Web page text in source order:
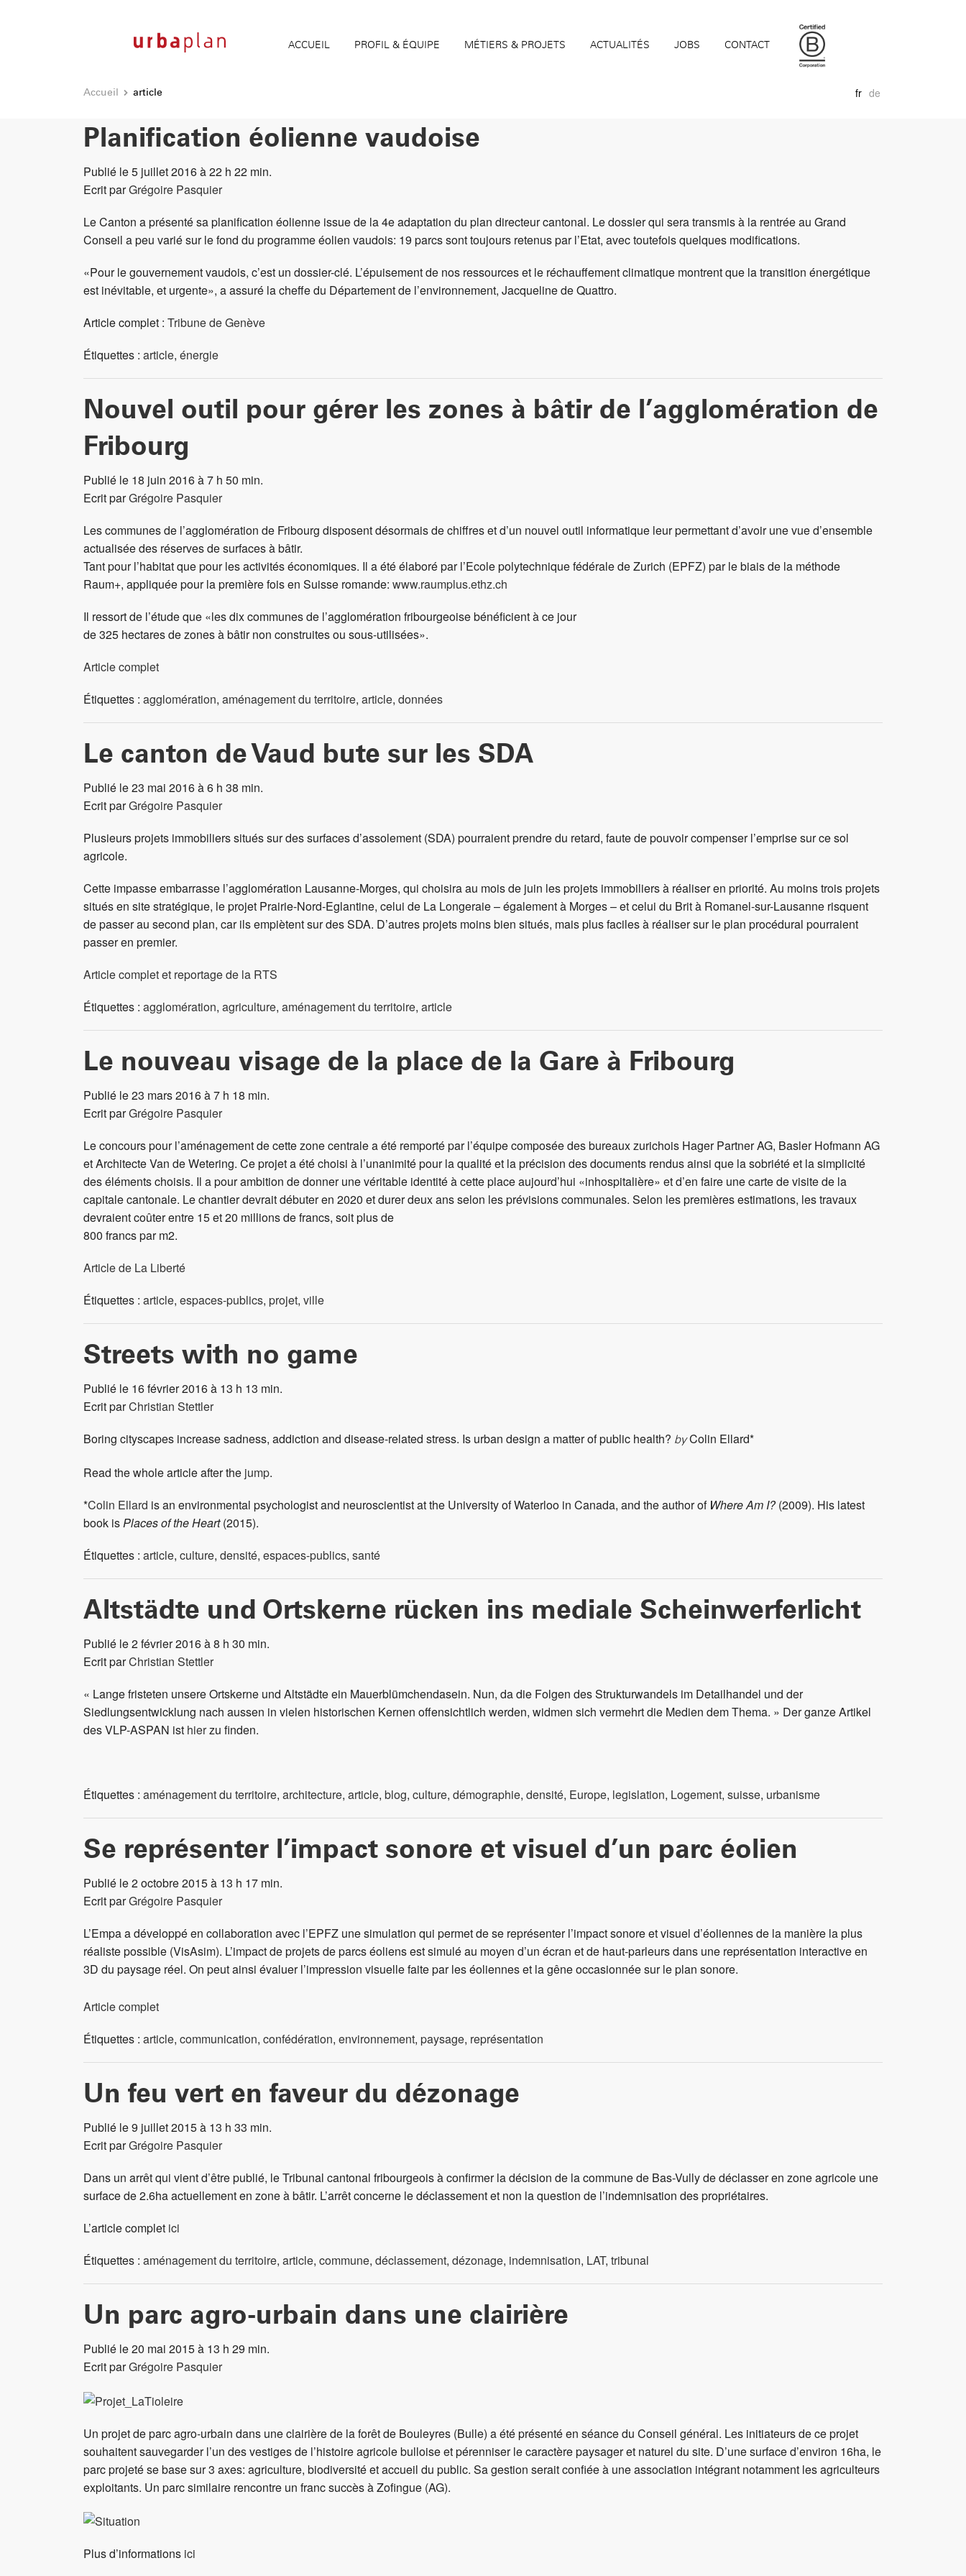
ACCUEIL PROFIL & ÉQUIPE MÉTIERS & PROJETS ACTUALITÉS JOBS CONTACT
Accueil article fr de
Planification éolienne vaudoise
Publié le 5 juillet 2016 à 22 h 22 min.
Ecrit parGrégoire Pasquier
Le Canton a présenté sa planification éolienne issue de la 4e adaptation du plan directeur cantonal. Le dossier qui sera transmis à la rentrée au Grand
Conseil a peu varié sur le fond du programme éolien vaudois: 19 parcs sont toujours retenus par l’Etat, avec toutefois quelques modifications.
«Pour le gouvernement vaudois, c’est un dossier-clé. L’épuisement de nos ressources et le réchauffement climatique montrent que la transition énergétique
est inévitable, et urgente», a assuré la cheffe du Département de l’environnement, Jacqueline de Quattro.
Article complet : Tribune de Genève
Étiquettes : article, énergie
Nouvel outil pour gérer les zones à bâtir de l’agglomération de
Fribourg
Publié le 18 juin 2016 à 7 h 50 min.
Ecrit parGrégoire Pasquier
Les communes de l’agglomération de Fribourg disposent désormais de chiffres et d’un nouvel outil informatique leur permettant d’avoir une vue d’ensemble
actualisée des réserves de surfaces à bâtir.
Tant pour l’habitat que pour les activités économiques. Il a été élaboré par l’Ecole polytechnique fédérale de Zurich (EPFZ) par le biais de la méthode
Raum+, appliquée pour la première fois en Suisse romande: www.raumplus.ethz.ch
Il ressort de l’étude que «les dix communes de l’agglomération fribourgeoise bénéficient à ce jour
de 325 hectares de zones à bâtir non construites ou sous-utilisées».
Article complet
Étiquettes : agglomération, aménagement du territoire, article, données
Le canton de Vaud bute sur les SDA
Publié le 23 mai 2016 à 6 h 38 min.
Ecrit parGrégoire Pasquier
Plusieurs projets immobiliers situés sur des surfaces d’assolement (SDA) pourraient prendre du retard, faute de pouvoir compenser l’emprise sur ce sol
agricole.
Cette impasse embarrasse l’agglomération Lausanne-Morges, qui choisira au mois de juin les projets immobiliers à réaliser en priorité. Au moins trois projets
situés en site stratégique, le projet Prairie-Nord-Eglantine, celui de La Longeraie – également à Morges – et celui du Brit à Romanel-sur-Lausanne risquent
de passer au second plan, car ils empiètent sur des SDA. D’autres projets moins bien situés, mais plus faciles à réaliser sur le plan procédural pourraient
passer en premier.
Article complet et reportage de la RTS
Étiquettes : agglomération, agriculture, aménagement du territoire, article
Le nouveau visage de la place de la Gare à Fribourg
Publié le 23 mars 2016 à 7 h 18 min.
Ecrit parGrégoire Pasquier
Le concours pour l’aménagement de cette zone centrale a été remporté par l’équipe composée des bureaux zurichois Hager Partner AG, Basler Hofmann AG
et Architecte Van de Wetering. Ce projet a été choisi à l’unanimité pour la qualité et la précision des documents rendus ainsi que la sobriété et la simplicité
des éléments choisis. Il a pour ambition de donner une véritable identité à cette place aujourd’hui «inhospitalière» et d’en faire une carte de visite de la
capitale cantonale. Le chantier devrait débuter en 2020 et durer deux ans selon les prévisions communales. Selon les premières estimations, les travaux
devraient coûter entre 15 et 20 millions de francs, soit plus de
800 francs par m2.
Article de La Liberté
Étiquettes : article, espaces-publics, projet, ville
Streets with no game
Publié le 16 février 2016 à 13 h 13 min.
Ecrit parChristian Stettler
Boring cityscapes increase sadness, addiction and disease-related stress. Is urban design a matter of public health? byColin Ellard*
Read the whole article after the jump.
*Colin Ellard is an environmental psychologist and neuroscientist at the University of Waterloo in Canada, and the author of Where Am I?(2009). His latest
book isPlaces of the Heart(2015).
Étiquettes : article, culture, densité, espaces-publics, santé
Altstädte und Ortskerne rücken ins mediale Scheinwerferlicht
Publié le 2 février 2016 à 8 h 30 min.
Ecrit parChristian Stettler
« Lange fristeten unsere Ortskerne und Altstädte ein Mauerblümchendasein. Nun, da die Folgen des Strukturwandels im Detailhandel und der
Siedlungsentwicklung nach aussen in vielen historischen Kernen offensichtlich werden, widmen sich vermehrt die Medien dem Thema. » Der ganze Artikel
des VLP-ASPAN ist hierzu finden.
Étiquettes : aménagement du territoire, architecture, article, blog, culture, démographie, densité, Europe, legislation, Logement, suisse, urbanisme
Se représenter l’impact sonore et visuel d’un parc éolien
Publié le 2 octobre 2015 à 13 h 17 min.
Ecrit parGrégoire Pasquier
L’Empa a développé en collaboration avec l’EPFZ une simulation qui permet de se représenter l’impact sonore et visuel d’éoliennes de la manière la plus
réaliste possible (VisAsim). L’impact de projets de parcs éoliens est simulé au moyen d’un écran et de haut-parleurs dans une représentation interactive en
3D du paysage réel. On peut ainsi évaluer l’impression visuelle faite par les éoliennes et la gêne occasionnée sur le plan sonore.
Article complet
Étiquettes : article, communication, confédération, environnement, paysage, représentation
Un feu vert en faveur du dézonage
Publié le 9 juillet 2015 à 13 h 33 min.
Ecrit parGrégoire Pasquier
Dans un arrêt qui vient d’être publié, le Tribunal cantonal fribourgeois à confirmer la décision de la commune de Bas-Vully de déclasser en zone agricole une
surface de 2.6ha actuellement en zone à bâtir. L’arrêt concerne le déclassement et non la question de l’indemnisation des propriétaires.
L’article complet ici
Étiquettes : aménagement du territoire, article, commune, déclassement, dézonage, indemnisation, LAT, tribunal
Un parc agro-urbain dans une clairière
Publié le 20 mai 2015 à 13 h 29 min.
Ecrit parGrégoire Pasquier
Un projet de parc agro-urbain dans une clairière de la forêt de Bouleyres (Bulle) a été présenté en séance du Conseil général. Les initiateurs de ce projet
souhaitent sauvegarder l’un des vestiges de l’histoire agricole bulloise et pérenniser le caractère paysager et naturel du site. D’une surface d’environ 16ha, le
parc projeté se base sur 3 axes: agriculture, biodiversité et accueil du public. Sa gestion serait confiée à une association intégrant notamment les agriculteurs
exploitants. Un parc similaire rencontre un franc succès à Zofingue (AG).
Plus d’informations ici